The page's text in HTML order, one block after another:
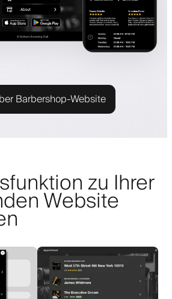
Barbershop-Website
zu Ihrer
Website